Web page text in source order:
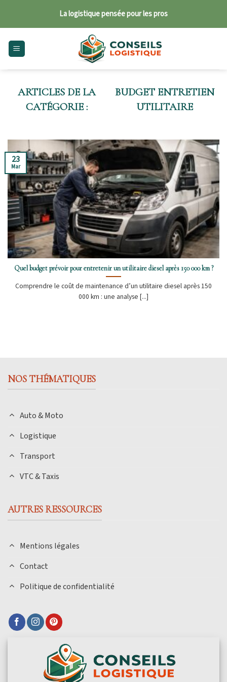
content
La logistique pensée pour les pros
BUDGET ENTRETIEN
UTILITAIRE
Quel budget prévoir pour entretenir un utilitaire diesel après 150 000 km ?
Comprendre le coût de maintenance d’un utilitaire diesel après 150
000 km : une analyse [...]
23
Mar
NOS THÉMATIQUES
Auto & Moto
Logistique
Transport
VTC & Taxis
AUTRES RESSOURCES
Mentions légales
Contact
Politique de confidentialité